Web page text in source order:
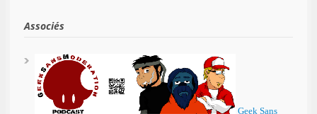
Associés
Geek Sans